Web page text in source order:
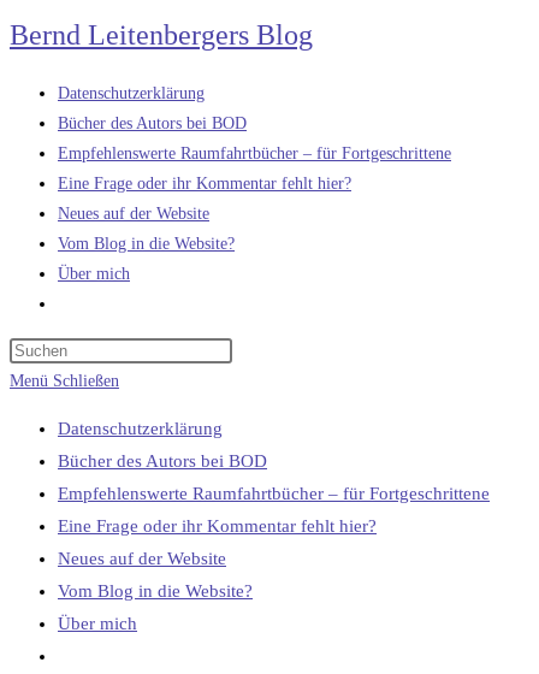
Zum
Inhalt
springen
Bernd Leitenbergers Blog
Datenschutzerklärung
Bücher des Autors bei BOD
Empfehlenswerte Raumfahrtbücher – für Fortgeschrittene
Eine Frage oder ihr Kommentar fehlt hier?
Neues auf der Website
Vom Blog in die Website?
Über mich
umschalten
Menü Schließen
Datenschutzerklärung
Bücher des Autors bei BOD
Empfehlenswerte Raumfahrtbücher – für Fortgeschrittene
Eine Frage oder ihr Kommentar fehlt hier?
Neues auf der Website
Vom Blog in die Website?
Über mich